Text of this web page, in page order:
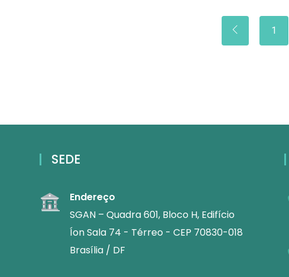
1
SEDE
Endereço
SGAN – Quadra 601, Bloco H, Edifício
Íon Sala 74 - Térreo - CEP 70830-018
Brasília / DF